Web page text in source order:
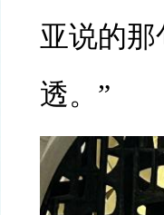
亚说的那
透。”